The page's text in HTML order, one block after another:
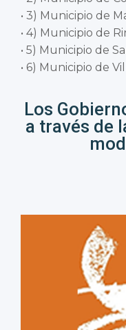
• 3) Municipio de
• 4) Municipio de
• 5) Municipio de
• 6) Municipio de
Los
a través de